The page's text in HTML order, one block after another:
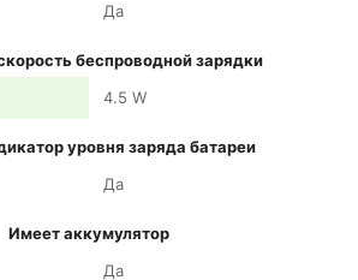
Да
беспроводной зарядки
4.5 W
уровня заряда батареи
Да
Имеет аккумулятор
Да